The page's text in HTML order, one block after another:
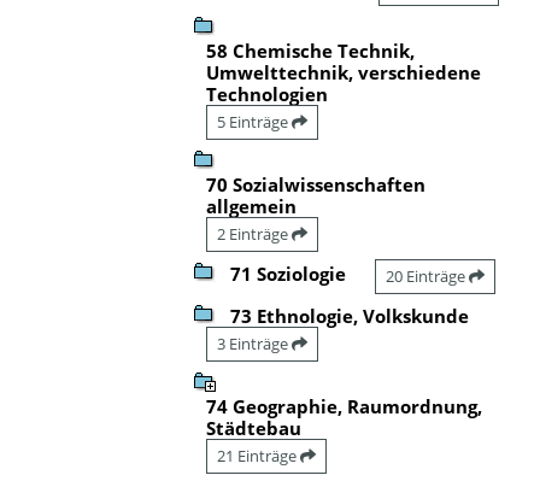
58 Chemische Technik,
Umwelttechnik, verschiedene
Technologien
5 Einträge
70 Sozialwissenschaften
allgemein
2 Einträge
71 Soziologie 20 Einträge
73 Ethnologie, Volkskunde
3 Einträge
74 Geographie, Raumordnung,
Städtebau
21 Einträge